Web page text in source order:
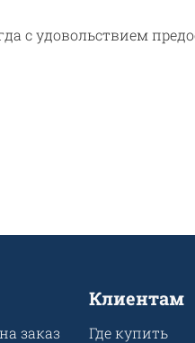
с удовольствием
заказ
Клиентам
Где купить